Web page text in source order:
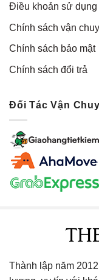
Điều khoản sử dụng
Chính sách vận
Chính sách bảo mật
Chính sách đổi trả
Đối Tác Vận
Thành lập năm